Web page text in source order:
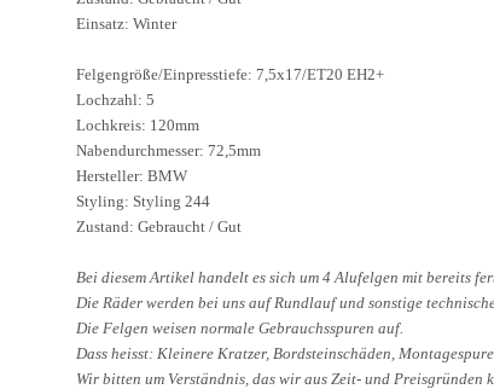
Einsatz: Winter
Felgengröße/Einpresstiefe: 7,5x17/ET20 EH2+
Lochzahl: 5
Lochkreis: 120mm
Nabendurchmesser: 72,5mm
Hersteller: BMW
Styling: Styling 244
Zustand: Gebraucht / Gut
Bei diesem Artikel handelt es sich um 4 Alufelgen mit bereits
Die Räder werden bei uns auf Rundlauf und sonstige
Die Felgen weisen normale Gebrauchsspuren auf.
Dass heisst: Kleinere Kratzer, Bordsteinschäden,
Wir bitten um Verständnis, das wir aus Zeit- und